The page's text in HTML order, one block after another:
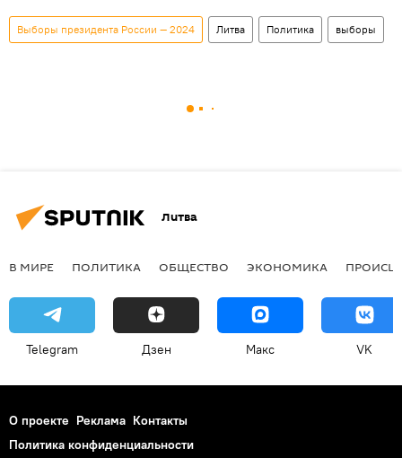
Выборы президента России — 2024 Литва Политика выборы
Литва
В МИРЕ ПОЛИТИКА ОБЩЕСТВО ЭКОНОМИКА
Telegram Дзен Макс VK
О проекте Реклама Контакты
Политика конфиденциальности